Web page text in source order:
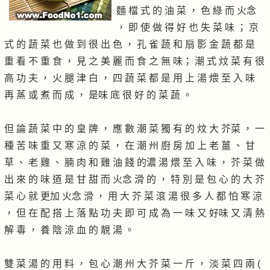
麵 檔 式 的 油 菜 ， 色 綠 而 火念
， 即 使 做 得 好 也 失 菜 味 ； 京
式 的 蔬 菜 也 做 到 很 出 色 ， 孔 雀 蔬 和 扇 影 金 蔬 都 是
重 看 不 重 食 ， 見 之 美 麗 而 食 之 無 味； 潮 式 炆 菜 有 很
高 功 夫 ， 火 腿 津 白 ， 四 蔬 菜 都 是 用 上 湯 煨 至 入 味
再 蒸 或 煮 而 成 ， 是味 底 很 好 的 菜 蔬 。
但 論 蔬 菜 中 的 皇 牌 ， 應 數 潮 菜 獨 有 的 炆 大 芥菜 ， 一
種 苦 味 重 又 寒 涼 的 菜 ， 在 潮 州 廚 房 加 上 老 薑 、 甘
草 、 老 雞 、 腩 肉 和 雞 油 餞 的濃 湯 煨 至 入 味 ， 芥 菜 做
出 來 的 味 道 是 甘 甜 而 火念 滑 的 ， 特 別 是 包 心 的 大 芥
菜 心 就 更加 火念 滑 ， 用 大 芥 菜 滾 湯 很 多 人 都 怕 寒 涼
， 但 在 配 搭 上 落 點 功 夫 即 可 成 為 一 味 又 好味 又 清 熱
解 毒 ， 養 陰 涼 血 的 靚 湯 。
雙 菜 湯 的 用 料 ， 包 心 潮 州 大 芥 菜 一 斤 ， 淡 菜 四 兩 (